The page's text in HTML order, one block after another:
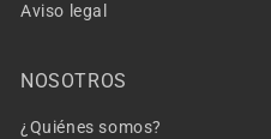
Aviso legal
NOSOTROS
¿Quiénes somos?